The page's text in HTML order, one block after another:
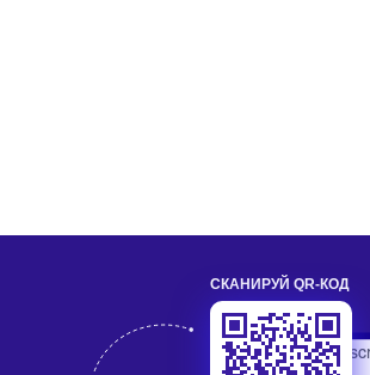
СКАНИРУЙ QR-КОД